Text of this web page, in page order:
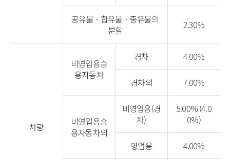
공유물ㆍ합유물ㆍ총유물의
분할
2.30%
차량
비영업용승
용자동차
경차 4.00%
경차외 7.00%
비영업용승
용자동차외
비영업용(경
차)
5.00% (4.0
0%)
영업용 4.00%